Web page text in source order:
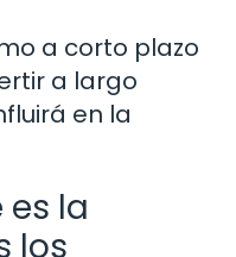
a corto plazo
a largo
en la
es la
los